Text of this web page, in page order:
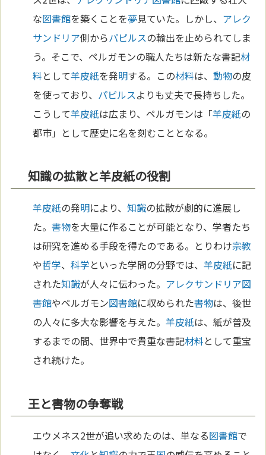
な図書館を築くことを夢見ていた。しかし、 アレク
サンドリア側からパピルスの輸出を止められてしま
う。そこで、ペルガモンの職人たちは新たな書記材
料として羊皮紙を発明する。この材料は、動物の皮
を使っており、 パピルスよりも丈夫で長持ちした。
こうして羊皮紙は広まり、ペルガモンは「羊皮紙の
都市」として歴史に名を刻むこととなる。
知識の拡散と羊皮紙の役割
羊皮紙の発明により、知識の拡散が劇的に進展し
た。書物を大量に作ることが可能となり、学者たち
は研究を進める手段を得たのである。とりわけ宗教
や哲学、科学といった学問の分野では、羊皮紙に記
された知識が人々に伝わった。 アレクサンドリア図
書館やペルガモン図書館に収められた書物は、後世
の人々に多大な影響を与えた。羊皮紙は、紙が普及
するまでの間、世界中で貴重な書記材料として重宝
され続けた。
王と書物の争奪戦
エウメネス2世が追い求めたのは、単なる図書館で